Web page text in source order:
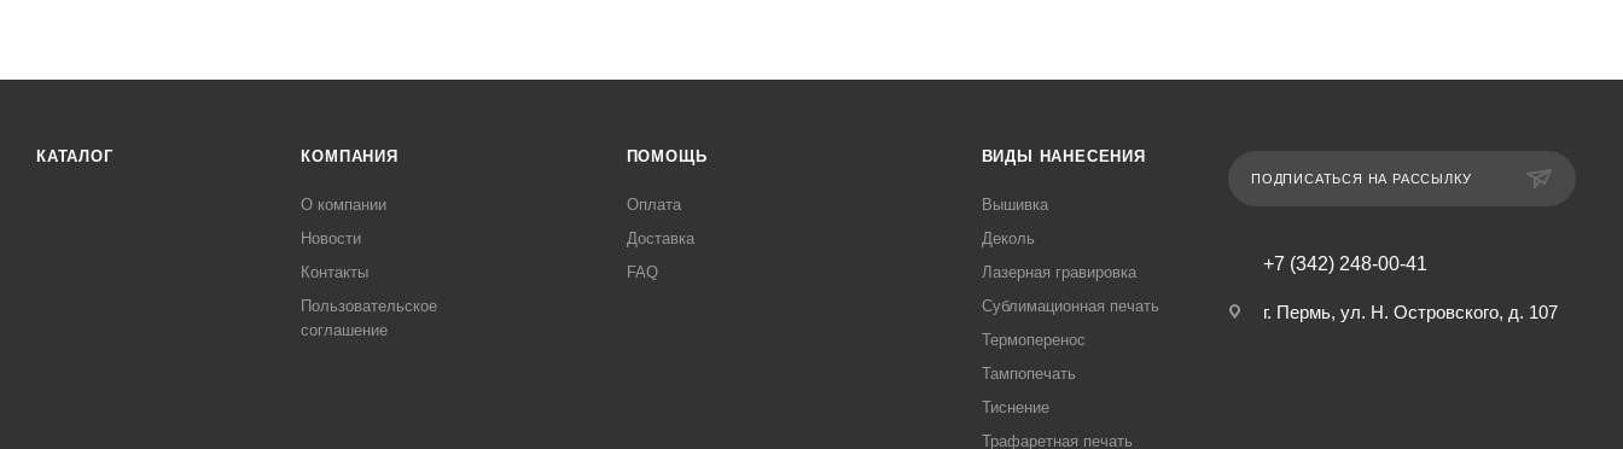
КАТАЛОГ КОМПАНИЯ
О компании
Новости
Контакты
Пользовательское
соглашение
ПОМОЩЬ
Оплата
Доставка
FAQ
ВИДЫ НАНЕСЕНИЯ
Вышивка
Деколь
Лазерная гравировка
Сублимационная печать
Термоперенос
Тампопечать
Тиснение
Трафаретная печать
ПОДПИСАТЬСЯ НА РАССЫЛКУ
+7 (342) 248-00-41
г. Пермь, ул. Н. Островского, д. 107